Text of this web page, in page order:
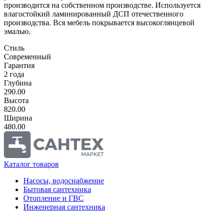
производится на собственном производстве. Используется
влагостойкий ламинированный ДСП отечественного
производства. Вся мебель покрывается высокоглянцевой
эмалью.
Стиль
Современный
Гарантия
2 года
Глубина
290.00
Высота
820.00
Ширина
480.00
Каталог товаров
Насосы, водоснабжение
Бытовая сантехника
Отопление и ГВС
Инженерная сантехника